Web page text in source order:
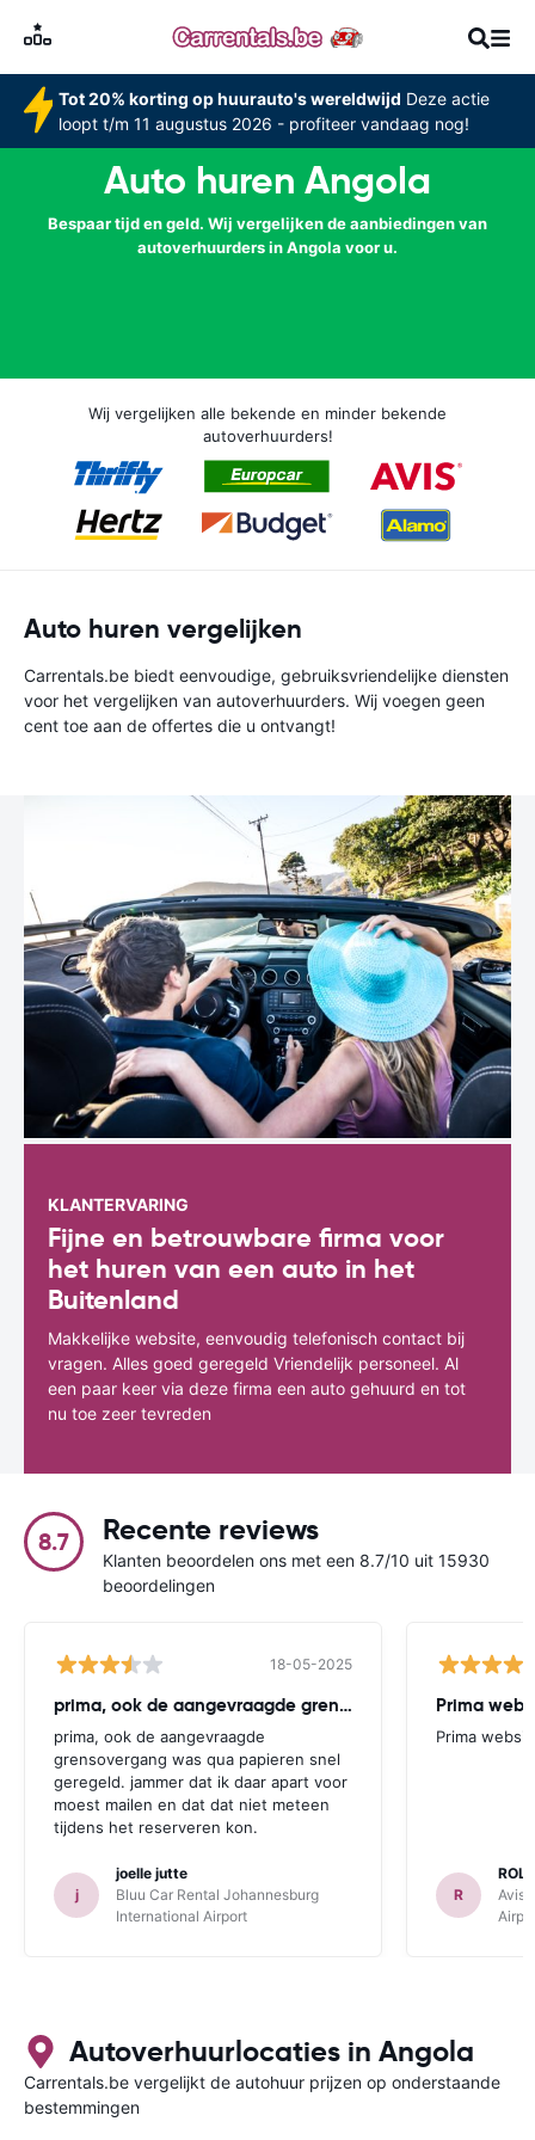
Tot 20% korting op huurauto's wereldwijd Deze actie
loopt t/m 11 augustus 2026 - profiteer vandaag nog!
Auto huren Angola
Bespaar tijd en geld. Wij vergelijken de aanbiedingen van
autoverhuurders in Angola voor u.
Wij vergelijken alle bekende en minder bekende
autoverhuurders!
Auto huren vergelijken
Carrentals.be biedt eenvoudige, gebruiksvriendelijke diensten
voor het vergelijken van autoverhuurders. Wij voegen geen
cent toe aan de offertes die u ontvangt!
KLANTERVARING
Fijne en betrouwbare firma voor
het huren van een auto in het
Buitenland
Makkelijke website, eenvoudig telefonisch contact bij
vragen. Alles goed geregeld Vriendelijk personeel. Al
een paar keer via deze firma een auto gehuurd en tot
nu toe zeer tevreden
8.7 Recente reviews
Klanten beoordelen ons met een 8.7/10 uit 15930
beoordelingen
18-05-2025
prima, ook de aangevraagde grensovergang
prima, ook de aangevraagde
grensovergang was qua papieren snel
geregeld. jammer dat ik daar apart voor
moest mailen en dat dat niet meteen
tijdens het reserveren kon.
j
joelle jutte
Bluu Car Rental Johannesburg
International Airport
Prima
Prima
R
Avis
Autoverhuurlocaties in Angola
Carrentals.be vergelijkt de autohuur prijzen op onderstaande
bestemmingen